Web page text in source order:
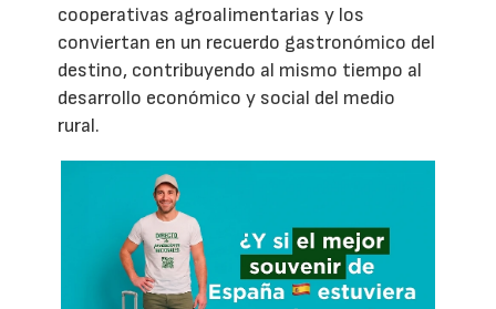
cooperativas agroalimentarias y los
conviertan en un recuerdo gastronómico del
destino, contribuyendo al mismo tiempo al
desarrollo económico y social del medio
rural.